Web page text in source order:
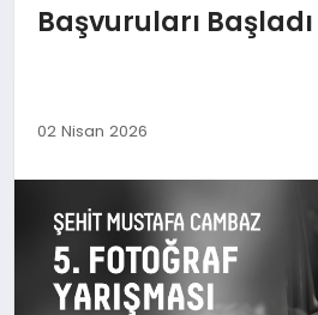
SAĞLIK
TEKNOLOJI
YAŞAM
Başvuruları Başladı
02 Nisan 2026